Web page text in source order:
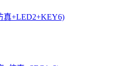
真+LED2+KEY6)